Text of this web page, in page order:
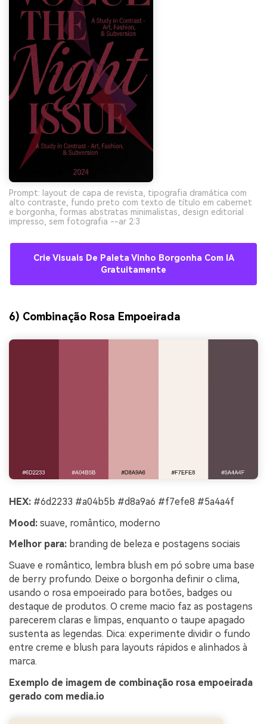
Prompt: layout de capa de revista, tipografia dramática com
alto contraste, fundo preto com texto de título em cabernet
e borgonha, formas abstratas minimalistas, design editorial
impresso, sem fotografia --ar 2:3
Crie Visuais De Paleta Vinho Borgonha Com IA
Gratuitamente
6) Combinação Rosa Empoeirada
HEX: #6d2233 #a04b5b #d8a9a6 #f7efe8 #5a4a4f
Mood: suave, romântico, moderno
Melhor para: branding de beleza e postagens sociais
Suave e romântico, lembra blush em pó sobre uma base
de berry profundo. Deixe o borgonha definir o clima,
usando o rosa empoeirado para botões, badges ou
destaque de produtos. O creme macio faz as postagens
parecerem claras e limpas, enquanto o taupe apagado
sustenta as legendas. Dica: experimente dividir o fundo
entre creme e blush para layouts rápidos e alinhados à
marca.
Exemplo de imagem de combinação rosa empoeirada
gerado com media.io